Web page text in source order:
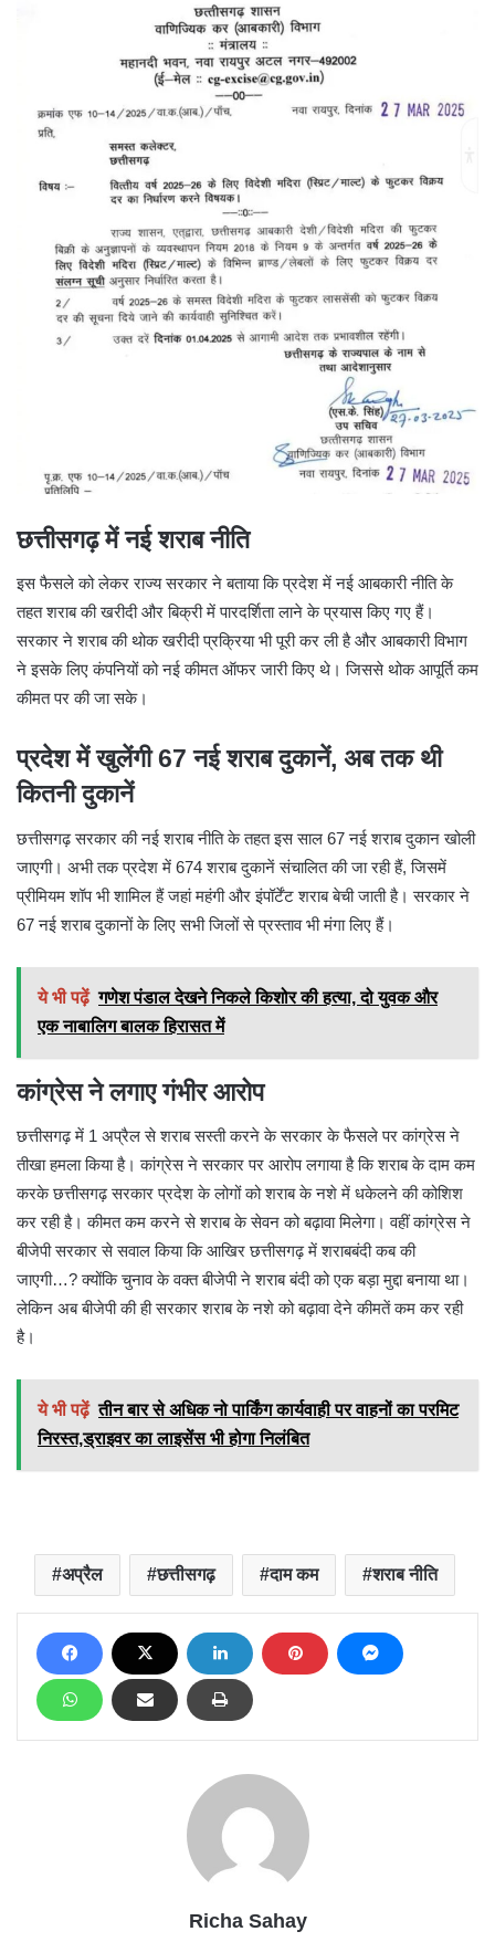
छत्तीसगढ़ में नई शराब नीति
इस फैसले को लेकर राज्य सरकार ने बताया कि प्रदेश में नई आबकारी नीति के
तहत शराब की खरीदी और बिक्री में पारदर्शिता लाने के प्रयास किए गए हैं।
सरकार ने शराब की थोक खरीदी प्रक्रिया भी पूरी कर ली है और आबकारी विभाग
ने इसके लिए कंपनियों को नई कीमत ऑफर जारी किए थे। जिससे थोक आपूर्ति कम
कीमत पर की जा सके।
प्रदेश में खुलेंगी 67 नई शराब दुकानें, अब तक थी
कितनी दुकानें
छत्तीसगढ़ सरकार की नई शराब नीति के तहत इस साल 67 नई शराब दुकान खोली
जाएगी। अभी तक प्रदेश में 674 शराब दुकानें संचालित की जा रही हैं, जिसमें
प्रीमियम शॉप भी शामिल हैं जहां महंगी और इंपॉर्टेंट शराब बेची जाती है। सरकार ने
67 नई शराब दुकानों के लिए सभी जिलों से प्रस्ताव भी मंगा लिए हैं।
ये भी पढ़ें गणेश पंडाल देखने निकले किशोर की हत्या, दो युवक और
एक नाबालिग बालक हिरासत में
कांग्रेस ने लगाए गंभीर आरोप
छत्तीसगढ़ में 1 अप्रैल से शराब सस्ती करने के सरकार के फैसले पर कांग्रेस ने
तीखा हमला किया है। कांग्रेस ने सरकार पर आरोप लगाया है कि शराब के दाम कम
करके छत्तीसगढ़ सरकार प्रदेश के लोगों को शराब के नशे में धकेलने की कोशिश
कर रही है। कीमत कम करने से शराब के सेवन को बढ़ावा मिलेगा। वहीं कांग्रेस ने
बीजेपी सरकार से सवाल किया कि आखिर छत्तीसगढ़ में शराबबंदी कब की
जाएगी…? क्योंकि चुनाव के वक्त बीजेपी ने शराब बंदी को एक बड़ा मुद्दा बनाया था।
लेकिन अब बीजेपी की ही सरकार शराब के नशे को बढ़ावा देने कीमतें कम कर रही
है।
ये भी पढ़ें तीन बार से अधिक नो पार्किंग कार्यवाही पर वाहनों का परमिट
निरस्त,ड्राइवर का लाइसेंस भी होगा निलंबित
अप्रैल छत्तीसगढ़ दाम कम शराब नीति
Richa Sahay